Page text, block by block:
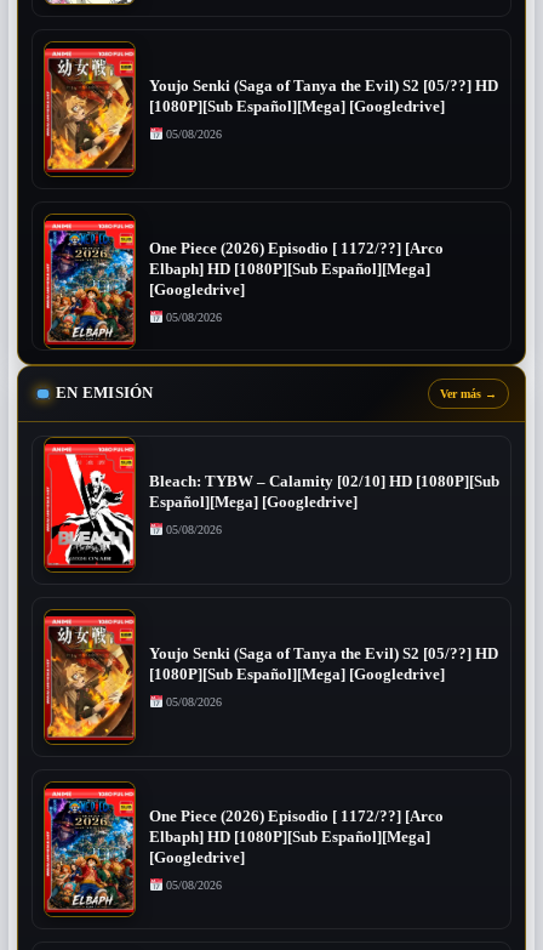
Youjo Senki (Saga of Tanya the Evil) S2 [05/??] HD
[1080P][Sub Español][Mega] [Googledrive]
05/08/2026
One Piece (2026) Episodio [ 1172/??] [Arco
Elbaph] HD [1080P][Sub Español][Mega]
[Googledrive]
05/08/2026
EN EMISIÓN Ver más →
Bleach: TYBW – Calamity [02/10] HD [1080P][Sub
Español][Mega] [Googledrive]
05/08/2026
Youjo Senki (Saga of Tanya the Evil) S2 [05/??] HD
[1080P][Sub Español][Mega] [Googledrive]
05/08/2026
One Piece (2026) Episodio [ 1172/??] [Arco
Elbaph] HD [1080P][Sub Español][Mega]
[Googledrive]
05/08/2026